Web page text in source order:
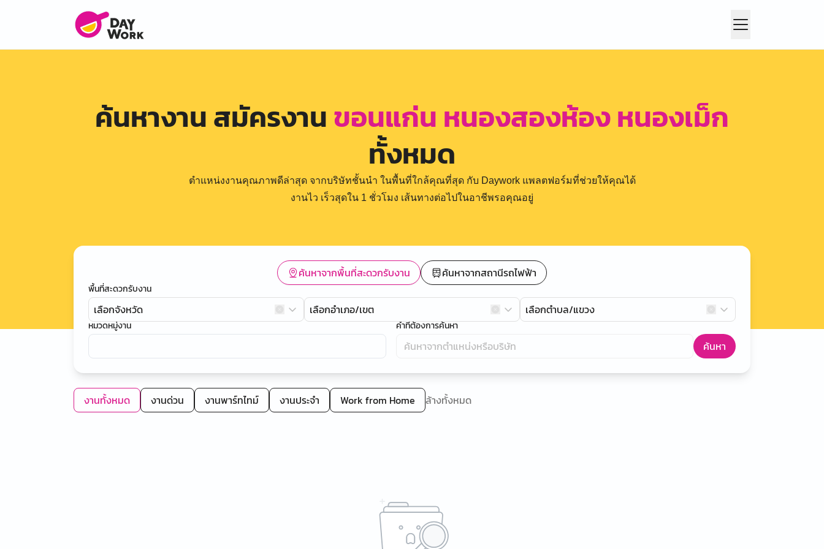
ค้นหางาน สมัครงานขอนแก่น หนองสองห้อง หนองเม็ก
ทั้งหมด
ตำแหน่งงานคุณภาพดีล่าสุด จากบริษัทชั้นนำ ในพื้นที่ใกล้คุณที่สุด กับ Daywork แพลตฟอร์มที่ช่วยให้คุณได้
งานไว เร็วสุดใน 1 ชั่วโมง เส้นทางต่อไปในอาชีพรอคุณอยู่
ค้นหาจากพื้นที่สะดวกรับงาน ค้นหาจากสถานีรถไฟฟ้า
พื้นที่สะดวกรับงาน
เลือกจังหวัด เลือกอำเภอ/เขต เลือกตำบล/แขวง
หมวดหมู่งาน คำที่ต้องการค้นหา
ค้นหา
งานทั้งหมด งานด่วน งานพาร์ทไทม์ งานประจำ Work from Home ล้างทั้งหมด